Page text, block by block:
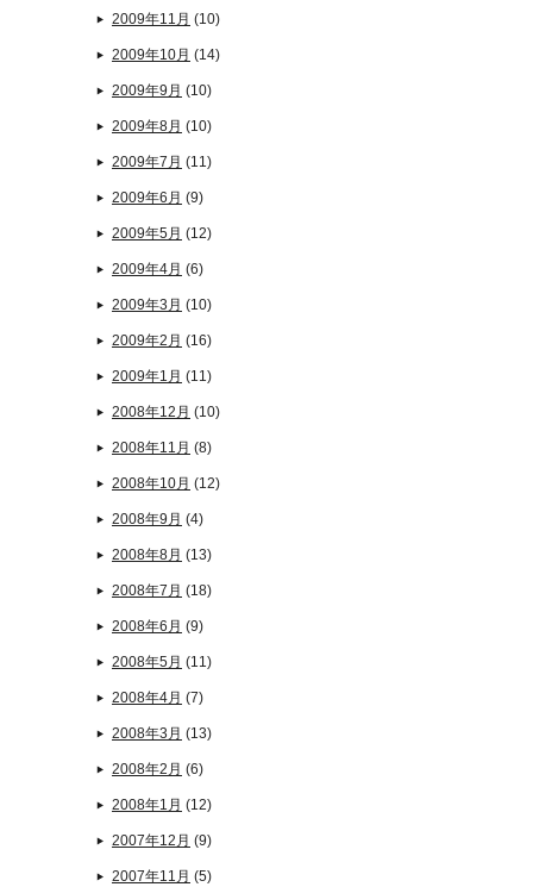
2009年11月 (10)
2009年10月 (14)
2009年9月 (10)
2009年8月 (10)
2009年7月 (11)
2009年6月 (9)
2009年5月 (12)
2009年4月 (6)
2009年3月 (10)
2009年2月 (16)
2009年1月 (11)
2008年12月 (10)
2008年11月 (8)
2008年10月 (12)
2008年9月 (4)
2008年8月 (13)
2008年7月 (18)
2008年6月 (9)
2008年5月 (11)
2008年4月 (7)
2008年3月 (13)
2008年2月 (6)
2008年1月 (12)
2007年12月 (9)
2007年11月 (5)